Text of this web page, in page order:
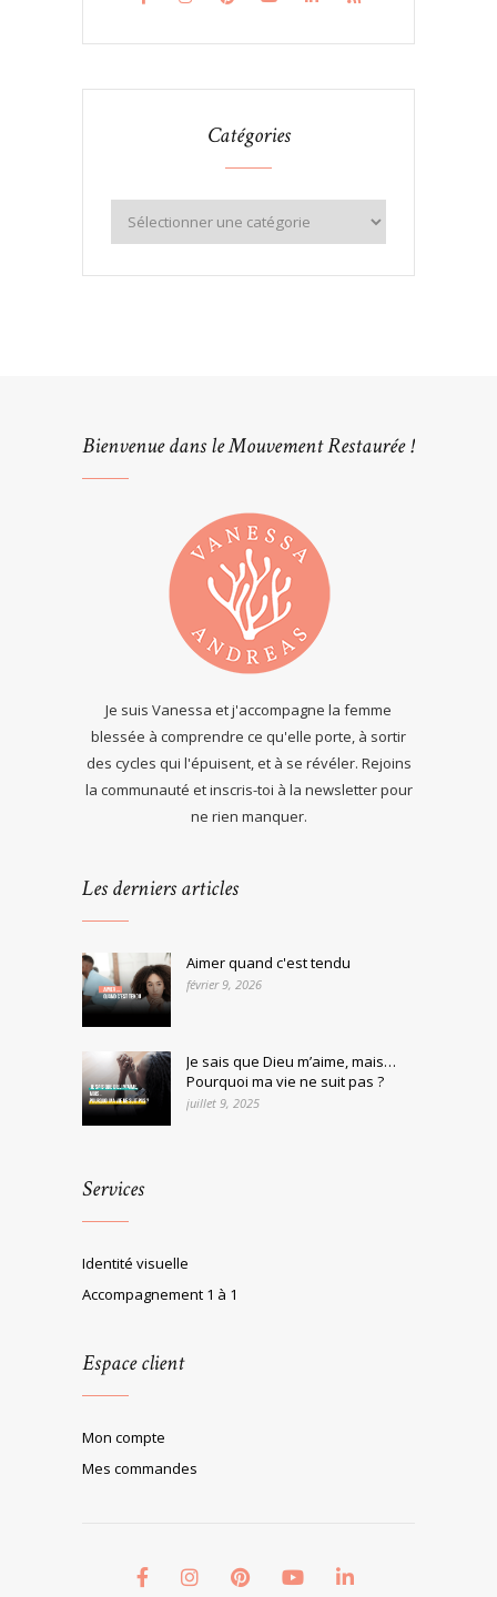
Catégories
Bienvenue dans le Mouvement Restaurée !
Je suis Vanessa et j'accompagne la femme
blessée à comprendre ce qu'elle porte, à sortir
des cycles qui l'épuisent, et à se révéler. Rejoins
la communauté et inscris-toi à la newsletter pour
ne rien manquer.
Les derniers articles
Aimer quand c'est tendu
février 9, 2026
Je sais que Dieu m’aime, mais…
Pourquoi ma vie ne suit pas ?
juillet 9, 2025
Services
Identité visuelle
Accompagnement 1 à 1
Espace client
Mon compte
Mes commandes